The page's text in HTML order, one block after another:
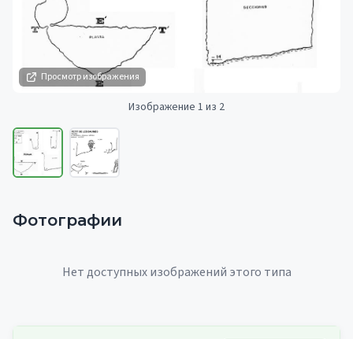
Просмотр изображения
Изображение 1 из 2
Фотографии
Нет доступных изображений этого типа